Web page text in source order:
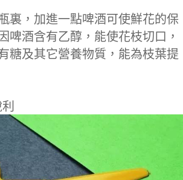
裏，加進一點啤酒可使鮮花的保
啤酒含有乙醇，能使花枝切口，
糖及其它營養物質，能為枝葉提